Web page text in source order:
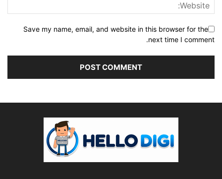
Save my name, email, and website in this browser for the
next time I comment.